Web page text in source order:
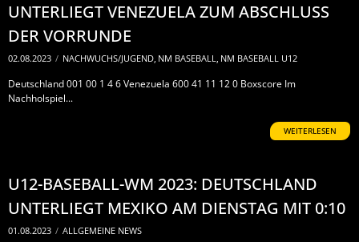
UNTERLIEGT VENEZUELA ZUM ABSCHLUSS
DER VORRUNDE
02.08.2023 / NACHWUCHS/JUGEND, NM BASEBALL, NM BASEBALL U12
Deutschland 001 00 1 4 6 Venezuela 600 41 11 12 0 Boxscore Im
Nachholspiel...
WEITERLESEN
U12-BASEBALL-WM 2023: DEUTSCHLAND
UNTERLIEGT MEXIKO AM DIENSTAG MIT 0:10
01.08.2023 / ALLGEMEINE NEWS